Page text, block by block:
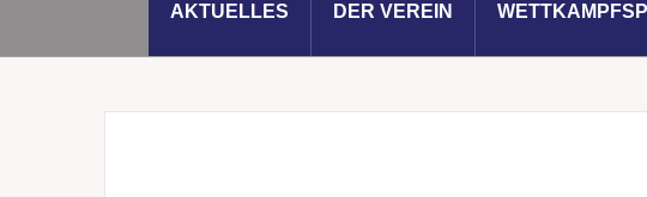
AKTUELLES DER VEREIN